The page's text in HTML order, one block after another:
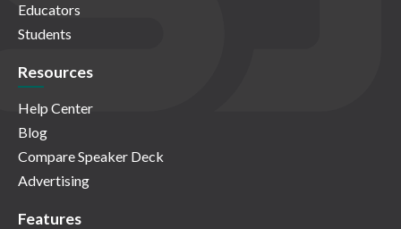
Educators
Students
Resources
Help Center
Blog
Compare Speaker Deck
Advertising
Features